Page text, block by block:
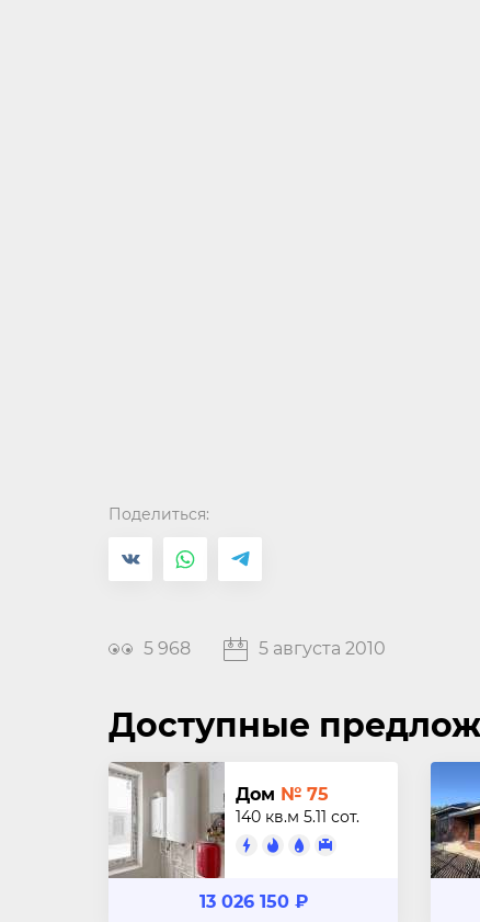
Поделиться:
5 968 5 августа 2010
Доступные
Дом № 75
140 кв.м 5.11 сот.
13 026 150 ₽